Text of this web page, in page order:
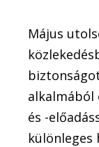
Május
alkalmából
és -
különleges